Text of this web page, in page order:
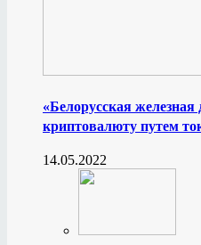
«Белорусская
криптовалюту путем
14.05.2022